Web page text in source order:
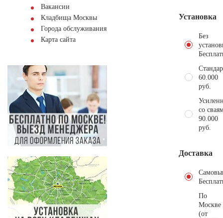
Вакансии
Кладбища Москвы
Города обслуживания
Карта сайта
Установка
Без
60.000
руб.
со
90.000
руб.
Доставка
По
Москве
(от